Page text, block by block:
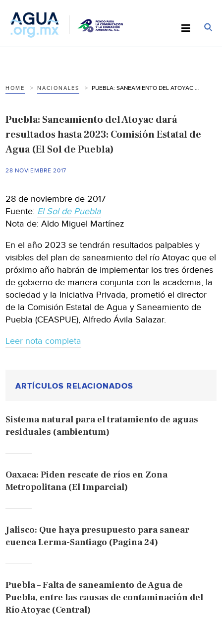
HOME NACIONALES
Puebla: Saneamiento del Atoyac dará
resultados hasta 2023: Comisión Estatal de
Agua (El Sol de Puebla)
28 NOVIEMBRE 2017
28 de noviembre de 2017
Fuente: El Sol de Puebla
Nota de: Aldo Miguel Martínez
En el año 2023 se tendrán resultados palpables y
visibles del plan de saneamiento del río Atoyac que el
próximo año habrán de implementar los tres órdenes
de gobierno de manera conjunta con la academia, la
sociedad y la Iniciativa Privada, prometió el director
de la Comisión Estatal de Agua y Saneamiento de
Puebla (CEASPUE), Alfredo Ávila Salazar.
Leer nota completa
ARTÍCULOS RELACIONADOS
Sistema natural para el tratamiento de aguas
residuales (ambientum)
Oaxaca: Piden rescate de ríos en Zona
Metropolitana (El Imparcial)
Jalisco: Que haya presupuesto para sanear
cuenca Lerma-Santiago (Pagina 24)
Puebla – Falta de saneamiento de Agua de
Puebla, entre las causas de contaminación del
Río Atoyac (Central)